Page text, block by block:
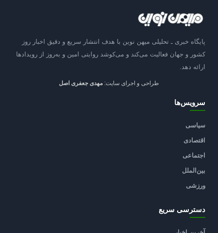
پایگاه خبری ـ تحلیلی میهن نوین با هدف انتشار سریع و دقیق اخبار روز
کشور و جهان فعالیت می‌کند و می‌کوشد روایتی امین و به‌روز از رویدادها
ارائه دهد.
طراحی و اجرای سایت: مهدی جعفری اصل
سرویس‌ها
سیاسی
اقتصادی
اجتماعی
بین‌الملل
ورزشی
دسترسی سریع